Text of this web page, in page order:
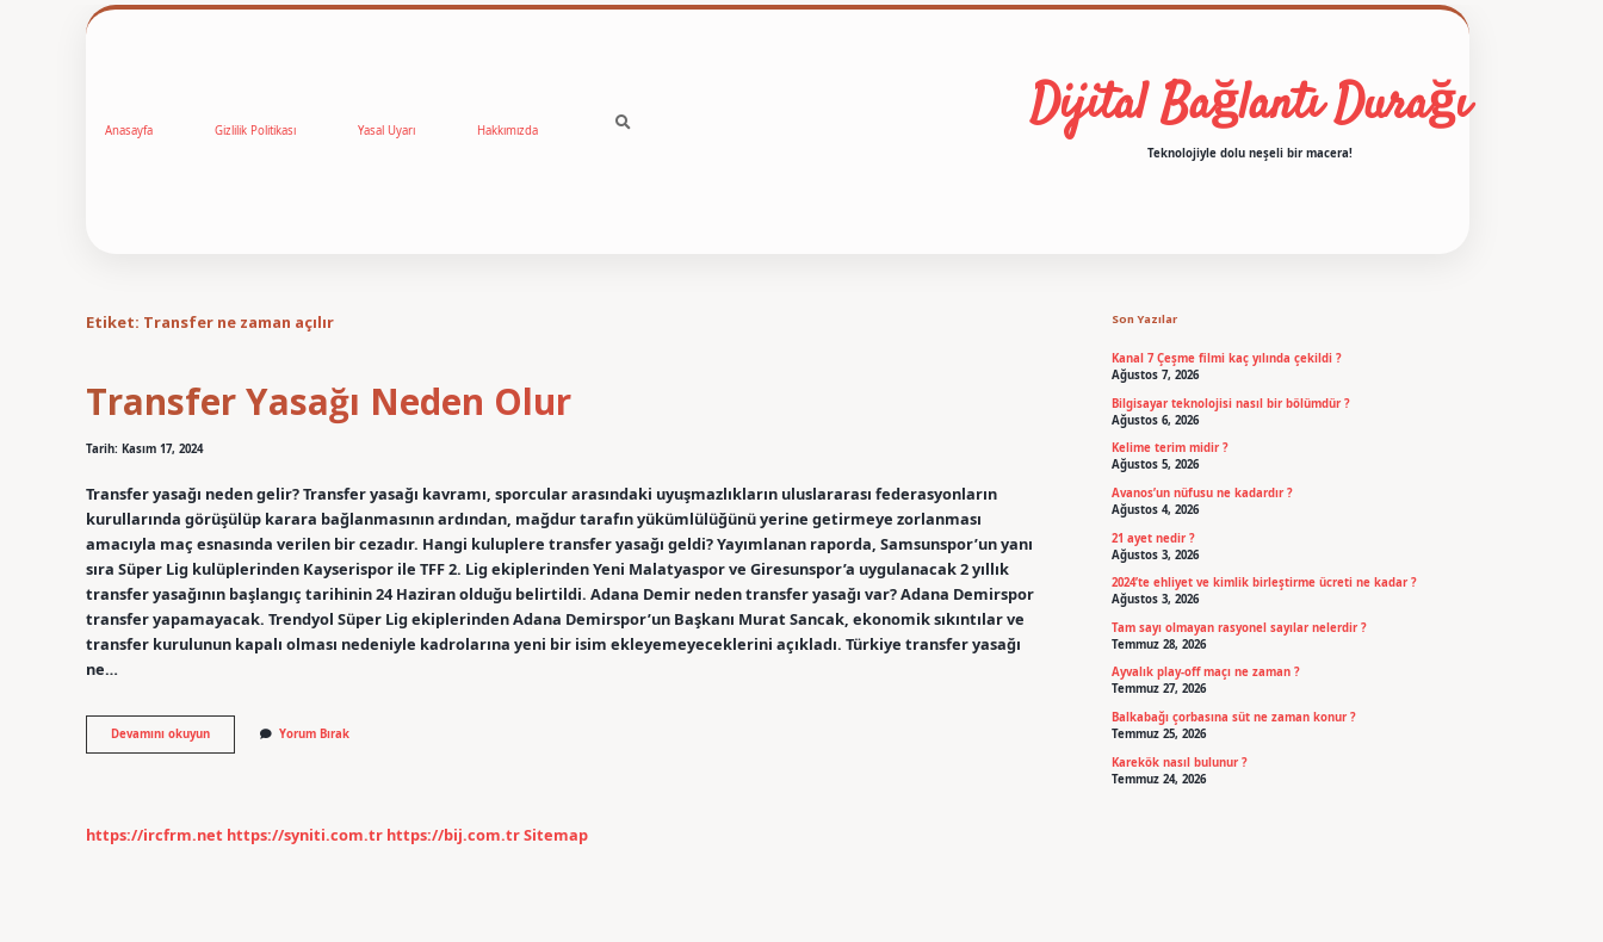
Anasayfa Gizlilik Politikası Yasal Uyarı Hakkımızda Dijital Bağlantı Durağı
Teknolojiyle dolu neşeli bir macera!
Etiket: Transfer ne zaman açılır
Transfer Yasağı Neden Olur
Tarih: Kasım 17, 2024
Transfer yasağı neden gelir? Transfer yasağı kavramı, sporcular arasındaki uyuşmazlıkların uluslararası federasyonların
kurullarında görüşülüp karara bağlanmasının ardından, mağdur tarafın yükümlülüğünü yerine getirmeye zorlanması
amacıyla maç esnasında verilen bir cezadır. Hangi kuluplere transfer yasağı geldi? Yayımlanan raporda, Samsunspor’un yanı
sıra Süper Lig kulüplerinden Kayserispor ile TFF 2. Lig ekiplerinden Yeni Malatyaspor ve Giresunspor’a uygulanacak 2 yıllık
transfer yasağının başlangıç ​​tarihinin 24 Haziran olduğu belirtildi. Adana Demir neden transfer yasağı var? Adana Demirspor
transfer yapamayacak. Trendyol Süper Lig ekiplerinden Adana Demirspor’un Başkanı Murat Sancak, ekonomik sıkıntılar ve
transfer kurulunun kapalı olması nedeniyle kadrolarına yeni bir isim ekleyemeyeceklerini açıkladı. Türkiye transfer yasağı
ne…
Devamını okuyunTransfer
Yasağı
Yorum Bırak
https://ircfrm.net https://syniti.com.tr https://bij.com.trSitemap
Son Yazılar
Kanal 7 Çeşme filmi kaç yılında çekildi ?
Ağustos 7, 2026
Bilgisayar teknolojisi nasıl bir bölümdür ?
Ağustos 6, 2026
Kelime terim midir ?
Ağustos 5, 2026
Avanos’un nüfusu ne kadardır ?
Ağustos 4, 2026
21 ayet nedir ?
Ağustos 3, 2026
2024’te ehliyet ve kimlik birleştirme ücreti ne kadar ?
Ağustos 3, 2026
Tam sayı olmayan rasyonel sayılar nelerdir ?
Temmuz 28, 2026
Ayvalık play-off maçı ne zaman ?
Temmuz 27, 2026
Balkabağı çorbasına süt ne zaman konur ?
Temmuz 25, 2026
Karekök nasıl bulunur ?
Temmuz 24, 2026